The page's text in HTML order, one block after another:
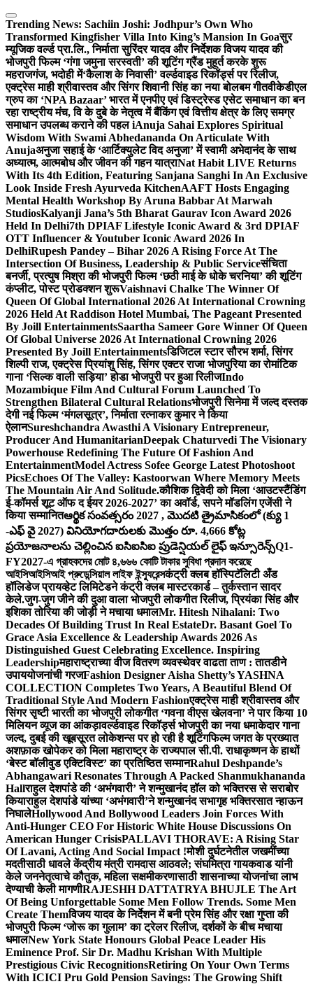
Skip
to
content
Trending News: Sachiin Joshi: Jodhpur’s Own Who
Transformed Kingfisher Villa Into King’s Mansion In Goaसुर
म्यूजिक वर्ल्ड प्रा.लि., निर्माता सुरिंदर यादव और निर्देशक विजय यादव की
भोजपुरी फिल्म ‘गंगा जमुना सरस्वती’ की शूटिंग ग्रैंड मुहूर्त करके शुरू
महराजगंज, भदोही में‘कैलाश के निवासी’ वर्ल्डवाइड रिकॉर्ड्स पर रिलीज,
एक्ट्रेस माही श्रीवास्तव और सिंगर शिवानी सिंह का नया बोलबम गीतवीकेडीएल
ग्रुप का ‘NPA Bazaar’ भारत में एनपीए एवं डिस्ट्रेस्ड एसेट समाधान का बन
रहा राष्ट्रीय मंच, वि के दुबे के नेतृत्व में बैंकिंग एवं वित्तीय क्षेत्र के लिए समग्र
समाधान उपलब्ध कराने की पहल iAnuja Sahai Explores Spiritual
Wisdom With Swami Abhedananda On Articulate With
Anujaअनुजा सहाई के ‘आर्टिक्युलेट विद अनुजा’ में स्वामी अभेदानंद के साथ
अध्यात्म, आत्मबोध और जीवन की गहन यात्राNat Habit LIVE Returns
With Its 4th Edition, Featuring Sanjana Sanghi In An Exclusive
Look Inside Fresh Ayurveda KitchenAAFT Hosts Engaging
Mental Health Workshop By Aruna Babbar At Marwah
StudiosKalyanji Jana’s 5th Bharat Gaurav Icon Award 2026
Held In Delhi7th DPIAF Lifestyle Iconic Award & 3rd DPIAF
OTT Influencer & Youtuber Iconic Award 2026 In
DelhiRupesh Pandey – Bihar 2026 A Rising Force At The
Intersection Of Business, Leadership & Public Serviceसंचिता
बनर्जी, प्रत्युष मिश्रा की भोजपुरी फिल्म ‘छठी माई के धोके चरनिया’ की शूटिंग
कंप्लीट, पोस्ट प्रोडक्शन शुरूVaishnavi Chalke The Winner Of
Queen Of Global International 2026 At International Crowning
2026 Held At Raddison Hotel Mumbai, The Pageant Presented
By Joill EntertainmentsSaartha Sameer Gore Winner Of Queen
Of Global Universe 2026 At International Crowning 2026
Presented By Joill Entertainmentsडिजिटल स्टार सौरभ शर्मा, सिंगर
शिल्पी राज, एक्ट्रेस प्रियांशु सिंह, सिंगर एक्टर राजा भोजपुरिया का रोमांटिक
गाना ‘सिल्क वाली सड़िया’ होडा भोजपुरी पर हुआ रिलीजIndo
Mozambique Film And Cultural Forum Launched To
Strengthen Bilateral Cultural Relationsभोजपुरी सिनेमा में जल्द दस्तक
देगी नई फिल्म ‘मंगलसूत्र’, निर्माता रत्नाकर कुमार ने किया
ऐलानSureshchandra Awasthi A Visionary Entrepreneur,
Producer And HumanitarianDeepak Chaturvedi The Visionary
Powerhouse Redefining The Future Of Fashion And
EntertainmentModel Actress Sofee George Latest Photoshoot
PicsEchoes Of The Valley: Kastoorwan Where Memory Meets
The Mountain Air And Solitude.कौशिक द्विवेदी को मिला ‘आउटस्टैंडिंग
ई-कॉमर्स शूट ऑफ द ईयर 2026-2027’ का अवॉर्ड, सपने मॉडलिंग एजेंसी ने
किया सम्मानितఆర్థిక సంవత్సరం 2027 , మొదటి త్రైమాసికంలో (క్యు 1
-ఎఫ్ వై 2027) వినియోగదారులకు మొత్తం రూ. 4,666 కోట్ల
ప్రయోజనాలను చెల్లించిన ఐసిఐసిఐ ప్రుడెన్షియల్ లైఫ్ ఇన్సూరెన్స్Q1-
FY2027-এ গ্রাহকদের মোট ৪,৬৬৬ কোটি টাকার সুবিধা প্রদান করেছে
আইসিআইসিআই প্রুডেন্সিয়াল লাইফ ইন্স্যুরেন্সकंट्री क्लब हॉस्पिटॅलिटी अँड
हॉलिडेज प्रायव्हेट लिमिटेडने कंट्री क्लब मास्टरकार्ड – तुर्कस्तान सादर
केले.जुग-जुग जीने की दुआ वाला भोजपुरी लोकगीत रिलीज, प्रियंका सिंह और
इशिका तोरिया की जोड़ी ने मचाया धमालMr. Hitesh Nihalani: Two
Decades Of Building Trust In Real EstateDr. Basant Goel To
Grace Asia Excellence & Leadership Awards 2026 As
Distinguished Guest Celebrating Excellence. Inspiring
Leadershipमहाराष्ट्राच्या वीज वितरण व्यवस्थेवर वाढता ताण : तातडीने
उपाययोजनांची गरजFashion Designer Aisha Shetty’s YASHNA
COLLECTION Completes Two Years, A Beautiful Blend Of
Traditional Style And Modern Fashionएक्ट्रेस माही श्रीवास्तव और
सिंगर सृष्टी भारती का भोजपुरी लोकगीत ‘गवना वीएस खेलवना’ ने पार किया 10
मिलियन व्यूज का आंकड़ावर्ल्डवाइड रिकॉर्ड्स भोजपुरी का नया धमाकेदार गाना
जल्द, दुबई की खूबसूरत लोकेशन्स पर हो रही है शूटिंगफिल्म जगत के प्रख्यात
अशफ़ाक खोपेकर को मिला महाराष्ट्र के राज्यपाल सी.पी. राधाकृष्णन के हाथों
‘बेस्ट बॉलीवुड एक्टिविस्ट’ का प्रतिष्ठित सम्मानRahul Deshpande’s
Abhangawari Resonates Through A Packed Shanmukhananda
Hallराहुल देशपांडे की ‘अभंगवारी’ ने शन्मुखानंद हॉल को भक्तिरस से सराबोर
कियाराहुल देशपांडे यांच्या ‘अभंगवारी’ने शन्मुखानंद सभागृह भक्तिरसात न्हाऊन
निघालेHollywood And Bollywood Leaders Join Forces With
Anti-Hunger CEO For Historic White House Discussions On
American Hunger CrisisPALLAVI THORAVE: A Rising Star
Of Lavani, Acting And Social Impact !मोशी दुर्घटनेतील जखमींच्या
मदतीसाठी धावले केंद्रीय मंत्री रामदास आठवले; संघमित्रा गायकवाड यांनी
केले जननेतृत्वाचे कौतुक, महिला सक्षमीकरणासाठी शासनाच्या योजनांचा लाभ
देण्याची केली मागणीRAJESHH DATTATRYA BHUJLE The Art
Of Being Unforgettable Some Men Follow Trends. Some Men
Create Themविजय यादव के निर्देशन में बनी प्रेम सिंह और रक्षा गुप्ता की
भोजपुरी फिल्म ‘जोरू का गुलाम’ का ट्रेलर रिलीज, दर्शकों के बीच मचाया
धमालNew York State Honours Global Peace Leader His
Eminence Prof. Sir Dr. Madhu Krishan With Multiple
Prestigious Civic RecognitionsRetiring On Your Own Terms
With ICICI Pru Gold Pension Savings: The Growing Shift